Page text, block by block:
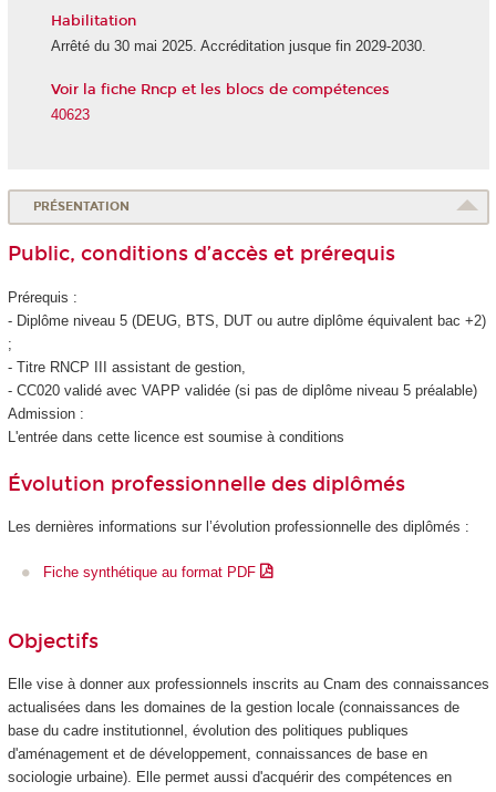
Habilitation
Arrêté du 30 mai 2025. Accréditation jusque fin 2029-2030.
Voir la fiche Rncp et les blocs de compétences
40623
PRÉSENTATION
Public, conditions d’accès et prérequis
Prérequis :
- Diplôme niveau 5(DEUG, BTS, DUT ou autre diplôme équivalent bac +2)
;
- Titre RNCP III assistant de gestion,
- CC020 validé avec VAPP validée (si pas de diplôme niveau 5préalable)
Admission :
L'entrée dans cette licence est soumise à conditions
Évolution professionnelle des diplômés
Les dernières informations sur l’évolution professionnelle des diplômés :
Fiche synthétique au format PDF
Objectifs
Elle vise à donner aux professionnels inscrits au Cnam des connaissances
actualisées dans les domaines de la gestion locale (connaissances de
base du cadre institutionnel, évolution des politiques publiques
d'aménagement et de développement, connaissances de base en
sociologie urbaine). Elle permet aussi d'acquérir des compétences en